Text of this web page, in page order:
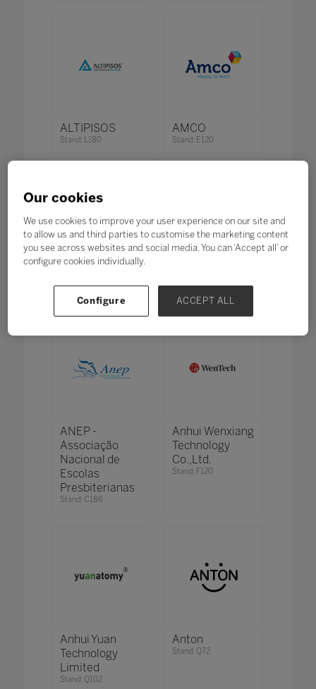
ALTIPISOS
Stand: L180
AMCO
Stand: E120
ANEP -
Associação
Nacional de
Escolas
Presbiterianas
Stand: C186
Anhui Wenxiang
Technology
Co.,Ltd.
Stand: F120
Anhui Yuan
Technology
Limited
Stand: Q102
Anton
Stand: Q72
Our cookies
We use cookies to improve your user experience on our site and
to allow us and third parties to customise the marketing content
you see across websites and social media. You can ‘Accept all’ or
configure cookies individually.
Configure ACCEPT ALL